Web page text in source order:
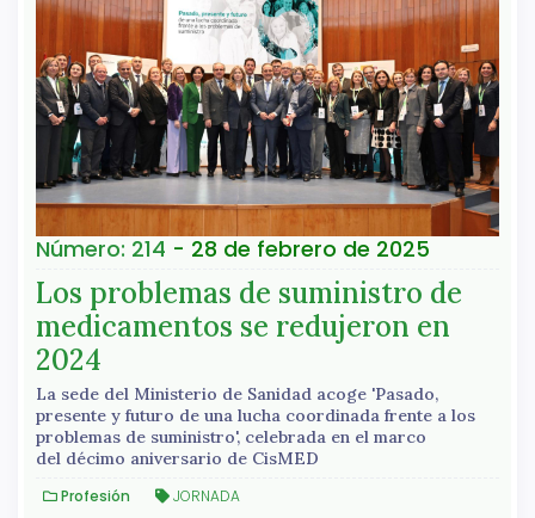
Número: 214 - 28 de febrero de 2025
Los problemas de suministro de
medicamentos se redujeron en
2024
La sede del Ministerio de Sanidad acoge 'Pasado,
presente y futuro de una lucha coordinada frente a los
problemas de suministro', celebrada en el marco
del décimo aniversario de CisMED
Profesión JORNADA